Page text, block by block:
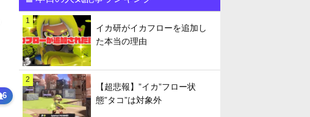
6
1
イカ研がイカフローを追加し
た本当の理由
2
【超悲報】”イカ”フロー状
態”タコ”は対象外